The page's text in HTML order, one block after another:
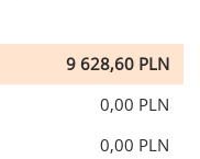
9 628,60 PLN
0,00 PLN
0,00 PLN